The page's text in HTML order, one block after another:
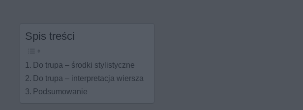
Spis treści
Do trupa – środki stylistyczne
Do trupa – interpretacja wiersza
Podsumowanie